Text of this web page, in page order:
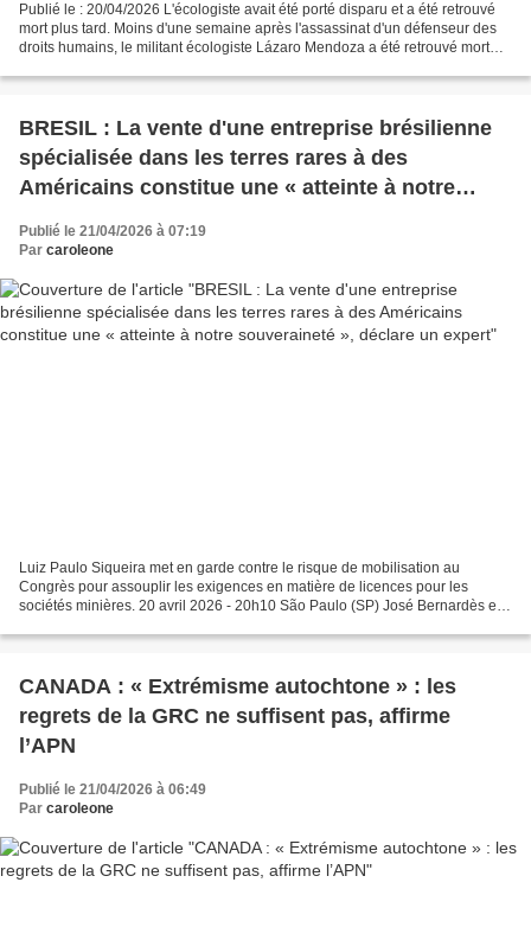
Publié le : 20/04/2026 L'écologiste avait été porté disparu et a été retrouvé
mort plus tard. Moins d'une semaine après l'assassinat d'un défenseur des
droits humains, le militant écologiste Lázaro Mendoza a été retrouvé mort
BRESIL : La vente d'une entreprise brésilienne
spécialisée dans les terres rares à des
Américains constitue une « atteinte à notre
souveraineté », déclare un expert
Publié le 21/04/2026 à 07:19
Par caroleone
Luiz Paulo Siqueira met en garde contre le risque de mobilisation au
Congrès pour assouplir les exigences en matière de licences pour les
sociétés minières. 20 avril 2026 - 20h10 São Paulo (SP) José Bernardès et
CANADA : « Extrémisme autochtone » : les
regrets de la GRC ne suffisent pas, affirme
l’APN
Publié le 21/04/2026 à 06:49
Par caroleone